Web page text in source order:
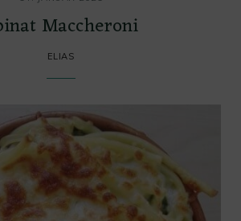
Maccheroni
ELIAS